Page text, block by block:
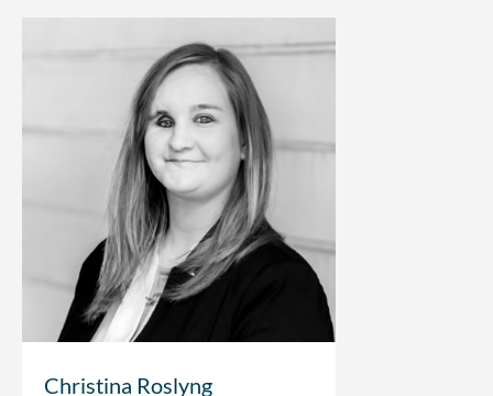
Christina Roslyng